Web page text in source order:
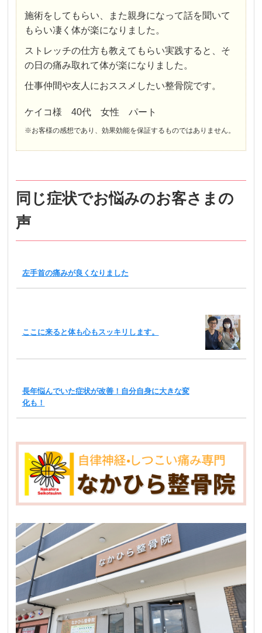
施術をしてもらい、また親身になって話を聞いて
もらい凄く体が楽になりました。
ストレッチの仕方も教えてもらい実践すると、そ
の日の痛み取れて体が楽になりました。
仕事仲間や友人におススメしたい整骨院です。
ケイコ様 40代 女性 パート
※お客様の感想であり、効果効能を保証するものではありません。
同じ症状でお悩みのお客さまの
声
左手首の痛みが良くなりました
ここに来ると体も心もスッキリします。
長年悩んでいた症状が改善！自分自身に大きな変
化も！